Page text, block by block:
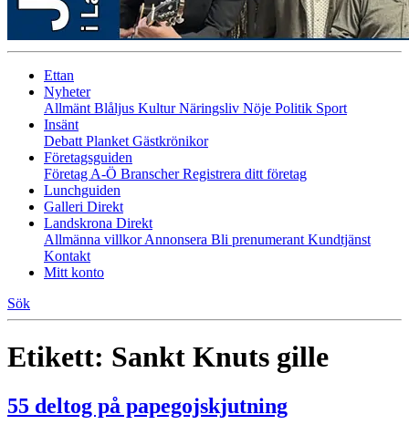
Ettan
Nyheter
Allmänt Blåljus KulturNäringsliv Nöje Politik Sport
Insänt
Debatt Planket Gästkrönikor
Företagsguiden
Företag A-Ö BranscherRegistrera ditt företag
Lunchguiden
Galleri Direkt
Landskrona Direkt
Allmänna villkorAnnonsera Bli prenumerant Kundtjänst
Kontakt
Mitt konto
Sök
Etikett: Sankt Knuts gille
55 deltog på papegojskjutning